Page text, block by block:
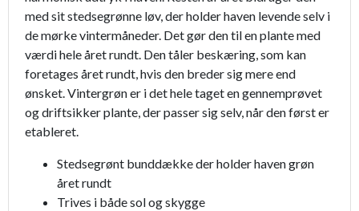
med sit stedsegrønne løv, der holder haven levende selv i
de mørke vintermåneder. Det gør den til en plante med
værdi hele året rundt. Den tåler beskæring, som kan
foretages året rundt, hvis den breder sig mere end
ønsket. Vintergrøn er i det hele taget en gennemprøvet
og driftsikker plante, der passer sig selv, når den først er
etableret.
Stedsegrønt bunddække der holder haven grøn
året rundt
Trives i både sol og skygge